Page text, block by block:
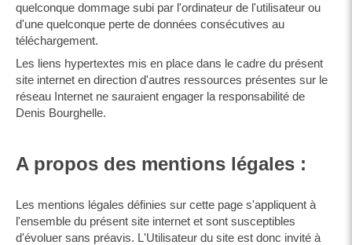
quelconque dommage subi par l'ordinateur de l'utilisateur ou
d'une quelconque perte de données consécutives au
téléchargement.
Les liens hypertextes mis en place dans le cadre du présent
site internet en direction d'autres ressources présentes sur le
réseau Internet ne sauraient engager la responsabilité de
Denis Bourghelle.
A propos des mentions légales :
Les mentions légales définies sur cette page s'appliquent à
l'ensemble du présent site internet et sont susceptibles
d'évoluer sans préavis. L'Utilisateur du site est donc invité à